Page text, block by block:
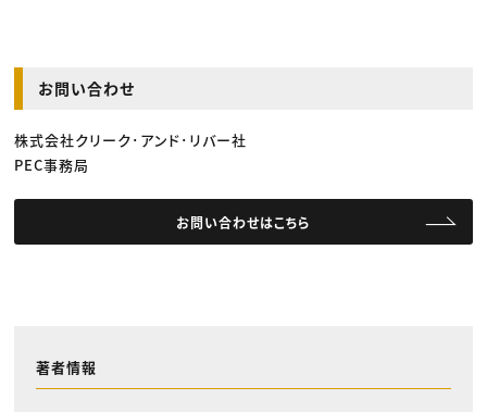
お問い合わせ
株式会社クリーク･アンド･リバー社
PEC事務局
お問い合わせはこちら
著者情報